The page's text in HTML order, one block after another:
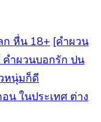
[คำผวน
คำผวนบอกรัก ปน
หนุ่มก็ดี